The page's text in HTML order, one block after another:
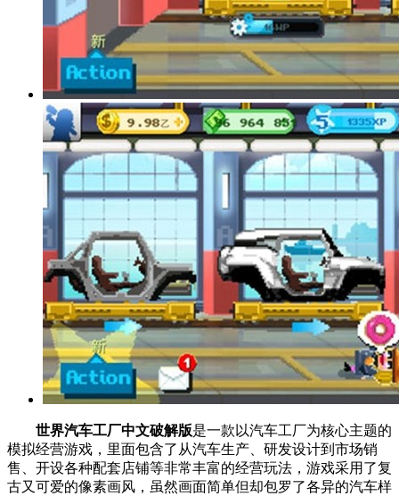
世界汽车工厂中文破解版是一款以汽车工厂为核心主题的
模拟经营游戏，里面包含了从汽车生产、研发设计到市场销
售、开设各种配套店铺等非常丰富的经营玩法，游戏采用了复
古又可爱的像素画风，虽然画面简单但却包罗了各异的汽车样